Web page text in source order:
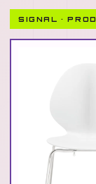
SIGNAL ·